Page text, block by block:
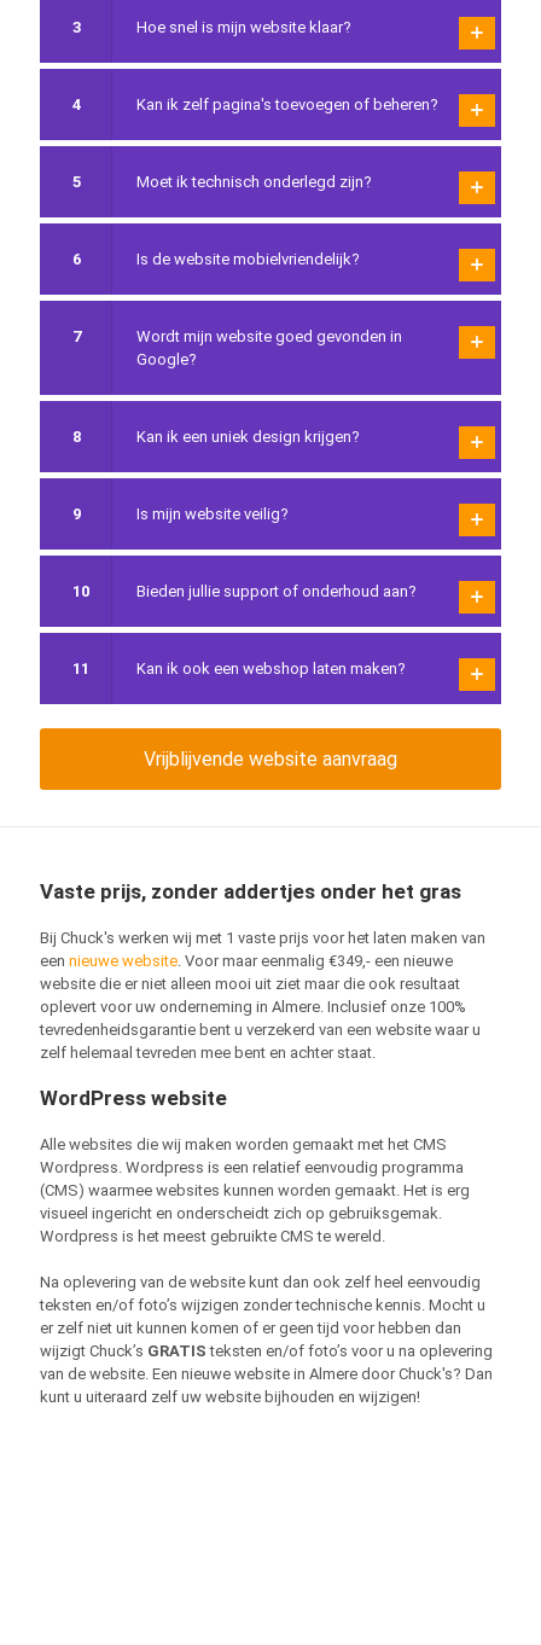
3 Hoe snel is mijn website klaar?
4 Kan ik zelf pagina's toevoegen of beheren?
5 Moet ik technisch onderlegd zijn?
6 Is de website mobielvriendelijk?
7
Wordt mijn website goed gevonden in
Google?
8 Kan ik een uniek design krijgen?
9 Is mijn website veilig?
10 Bieden jullie support of onderhoud aan?
11 Kan ik ook een webshop laten maken?
Vrijblijvende website aanvraag
Vaste prijs, zonder addertjes onder het gras
Bij Chuck's werken wij met 1 vaste prijs voor het laten maken van
een nieuwe website . Voor maar eenmalig €349,- een nieuwe
website die er niet alleen mooi uit ziet maar die ook resultaat
oplevert voor uw onderneming in Almere. Inclusief onze 100%
tevredenheidsgarantie bent u verzekerd van een website waar u
zelf helemaal tevreden mee bent en achter staat.
WordPress website
Alle websites die wij maken worden gemaakt met het CMS
Wordpress. Wordpress is een relatief eenvoudig programma
(CMS) waarmee websites kunnen worden gemaakt. Het is erg
visueel ingericht en onderscheidt zich op gebruiksgemak.
Wordpress is het meest gebruikte CMS te wereld.
Na oplevering van de website kunt dan ook zelf heel eenvoudig
teksten en/of foto’s wijzigen zonder technische kennis. Mocht u
er zelf niet uit kunnen komen of er geen tijd voor hebben dan
wijzigt Chuck’s GRATIS teksten en/of foto’s voor u na oplevering
van de website. Een nieuwe website in Almere door Chuck's? Dan
kunt u uiteraard zelf uw website bijhouden en wijzigen!